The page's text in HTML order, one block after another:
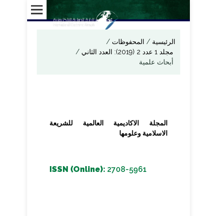
الرئيسية/ المحفوظات/
مجلد 1 عدد 2 (2019): العدد الثاني
/
أبحاث علمية
المجلة الاكاديمية العالمية للشريعة
الاسلامية وعلومها
ISSN (Online): 2708-5961